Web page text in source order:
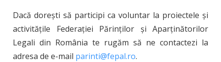
Dacă dorești să participi ca voluntar la proiectele și
activitățile Federației Părinților și Aparținătorilor
Legali din România te rugăm să ne contactezi la
adresa de e-mail parinti@fepal.ro.